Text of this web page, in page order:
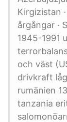
Kirgizistan
årgångar ·
1945-1991
och väst
drivkraft
rumänien
tanzania